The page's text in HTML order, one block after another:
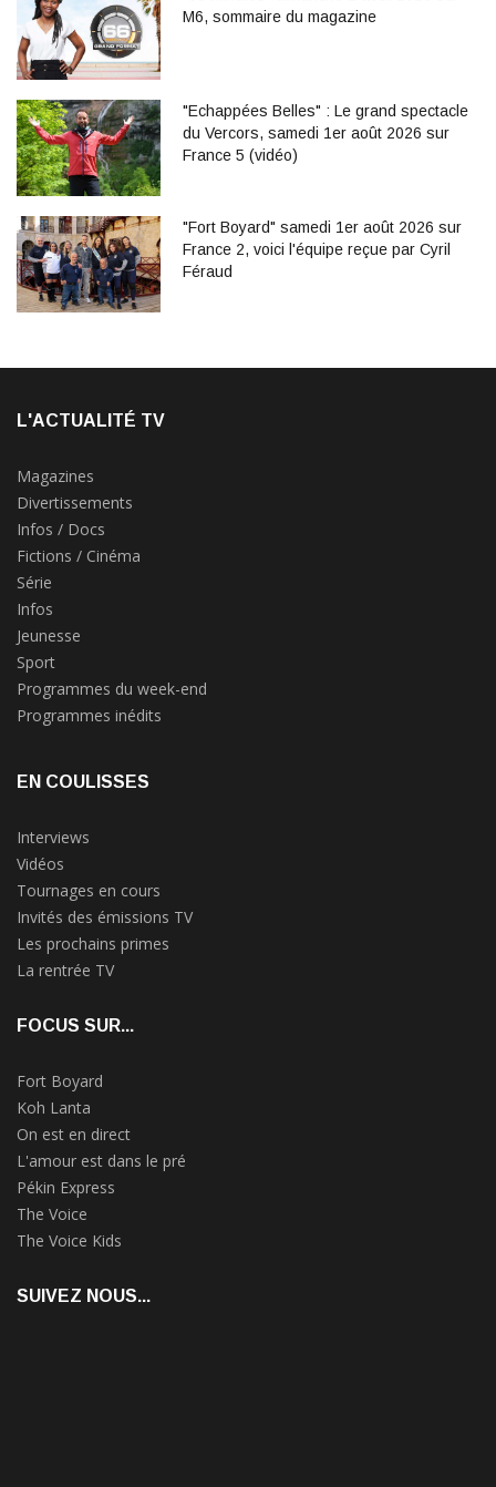
M6, sommaire du magazine
"Echappées Belles" : Le grand spectacle
du Vercors, samedi 1er août 2026 sur
France 5 (vidéo)
"Fort Boyard" samedi 1er août 2026 sur
France 2, voici l'équipe reçue par Cyril
Féraud
L'ACTUALITÉ TV
Magazines
Divertissements
Infos / Docs
Fictions / Cinéma
Série
Infos
Jeunesse
Sport
Programmes du week-end
Programmes inédits
EN COULISSES
Interviews
Vidéos
Tournages en cours
Invités des émissions TV
Les prochains primes
La rentrée TV
FOCUS SUR...
Fort Boyard
Koh Lanta
On est en direct
L'amour est dans le pré
Pékin Express
The Voice
The Voice Kids
SUIVEZ NOUS...